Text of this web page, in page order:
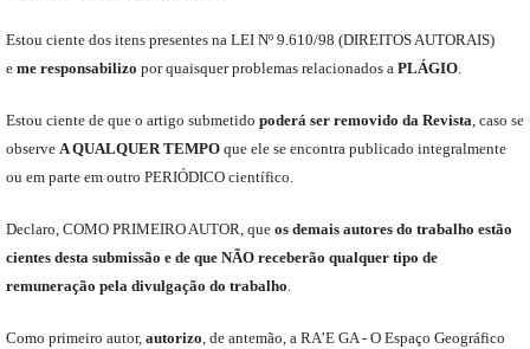
Estou ciente dos itens presentes na LEI Nº 9.610/98 (DIREITOS AUTORAIS)
e meresponsabilizo por quaisquer problemas relacionados a PLÁGIO.
Estou ciente de que o artigo submetido poderá ser removido da Revista,caso se
observe A QUALQUER TEMPOque elese encontra publicado integralmente
ou em parte em outro PERIÓDICOcientífico.
Declaro, COMO PRIMEIRO AUTOR,que os demais autores do trabalho estão
cientes desta submissão e de que NÃOreceberão qualquer tipo de
remuneração pela divulgação do trabalho.
Como primeiro autor, autorizo, de antemão, a RA’E GA - O Espaço Geográfico